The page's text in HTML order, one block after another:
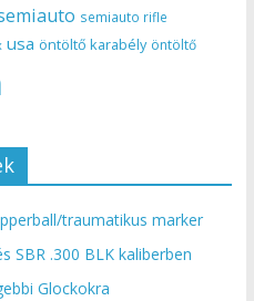
semiauto rifle
usa öntöltő karabély öntöltő
traumatikus marker
SBR .300 BLK kaliberben
Glockokra